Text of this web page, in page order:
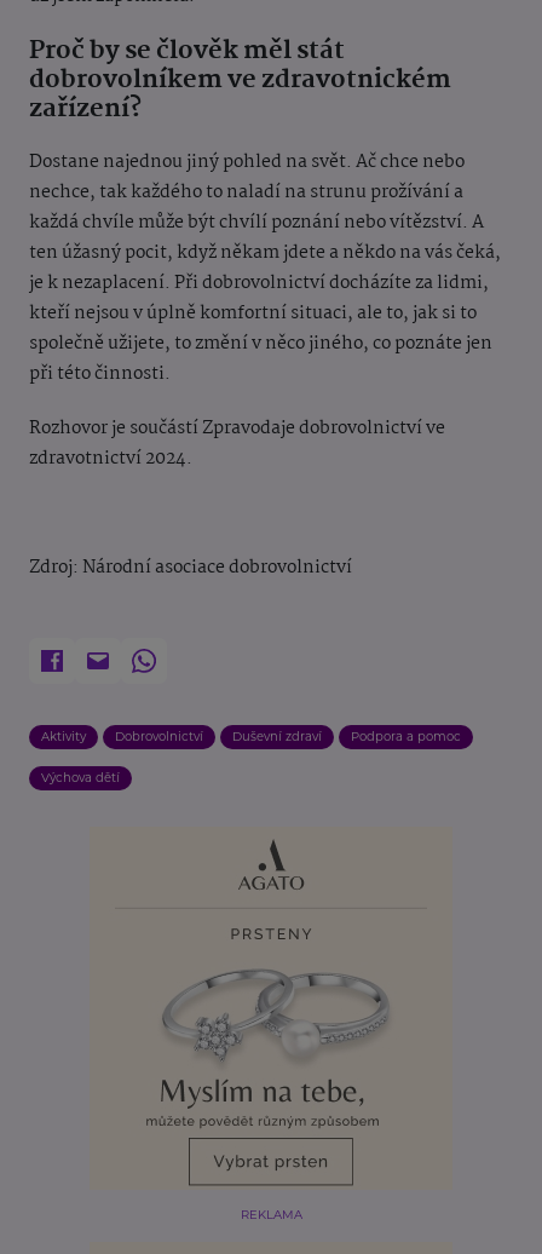
Proč by se člověk měl stát
dobrovolníkem ve zdravotnickém
zařízení?
Dostane najednou jiný pohled na svět. Ač chce nebo
nechce, tak každého to naladí na strunu prožívání a
každá chvíle může být chvílí poznání nebo vítězství. A
ten úžasný pocit, když někam jdete a někdo na vás čeká,
je k nezaplacení. Při dobrovolnictví docházíte za lidmi,
kteří nejsou v úplně komfortní situaci, ale to, jak si to
společně užijete, to změní v něco jiného, co poznáte jen
při této činnosti.
Rozhovor je součástí Zpravodaje dobrovolnictví ve
zdravotnictví 2024.
Zdroj: Národní asociace dobrovolnictví
Aktivity Dobrovolnictví Duševní zdraví Podpora a pomoc
Výchova dětí
REKLAMA